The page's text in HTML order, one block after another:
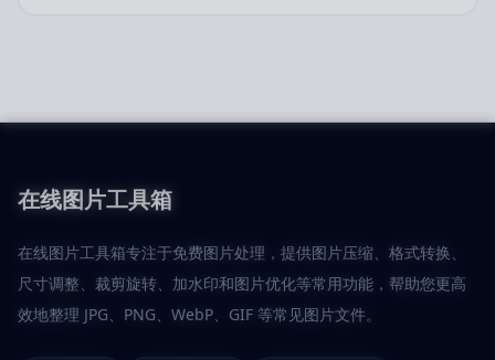
在线图片工具箱
在线图片工具箱专注于免费图片处理，提供图片压缩、格式转换、
尺寸调整、裁剪旋转、加水印和图片优化等常用功能，帮助您更高
效地整理 JPG、PNG、WebP、GIF 等常见图片文件。